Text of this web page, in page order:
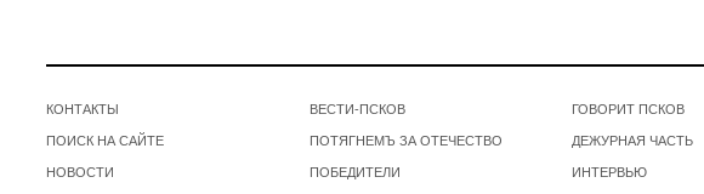
КОНТАКТЫ
ПОИСК НА САЙТЕ
НОВОСТИ
ВЕСТИ-ПСКОВ
ПОТЯГНЕМЪ ЗА ОТЕЧЕСТВО
ПОБЕДИТЕЛИ
ГОВОРИТ ПСКОВ
ДЕЖУРНАЯ ЧАСТЬ
ИНТЕРВЬЮ